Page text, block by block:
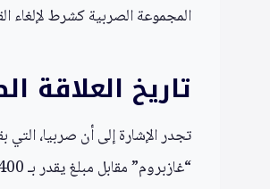
المجموعة الصربية كشرط لإلغاء
تاريخ العلاقة
“غازبروم” مقابل مبلغ يقدر بـ 400 مليون يورو، ما رسّخ النفوذ الروسي في قطاع الطاقة الصربي.